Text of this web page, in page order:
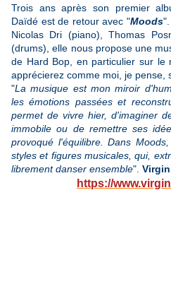
Trois ans après son premier
Daïdé est de retour avec "Moods
Nicolas Dri (piano), Thomas
(drums), elle nous propose une
de Hard Bop, en particulier sur le
apprécierez comme moi, je pense,
"La musique est mon miroir
les émotions passées et
permet de vivre hier, d'imaginer
immobile ou de remettre ses
provoqué l'équilibre. Dans
styles et figures musicales, qui,
librement danser ensemble".
https://